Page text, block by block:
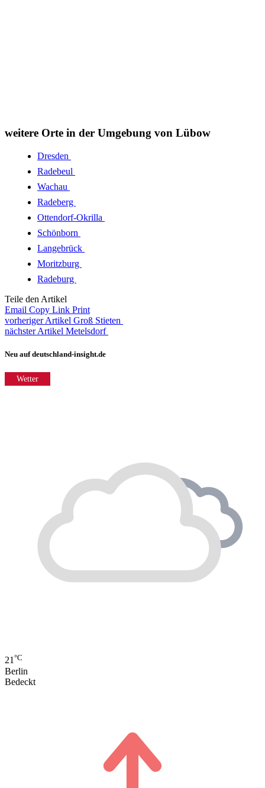
weitere Orte in der Umgebung von Lübow
Dresden
Radebeul
Wachau
Radeberg
Ottendorf-Okrilla
Schönborn
Langebrück
Moritzburg
Radeburg
Teile den Artikel
Email Copy Link Print
vorheriger Artikel Groß Stieten
nächster Artikel Metelsdorf
Neu auf deutschland-insight.de
Wetter
21°C
Berlin
Bedeckt